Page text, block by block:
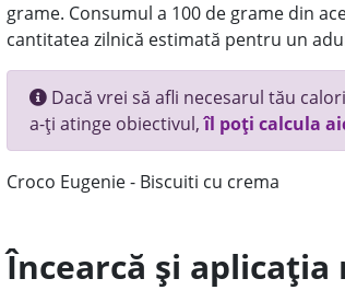
grame. Consumul a 100 de grame din
cantitatea zilnică estimată pentru un
Dacă vrei să afli necesarul tău
a-ți atinge obiectivul,îl poți calcula
Croco Eugenie - Biscuiti cu crema
Încearcă și